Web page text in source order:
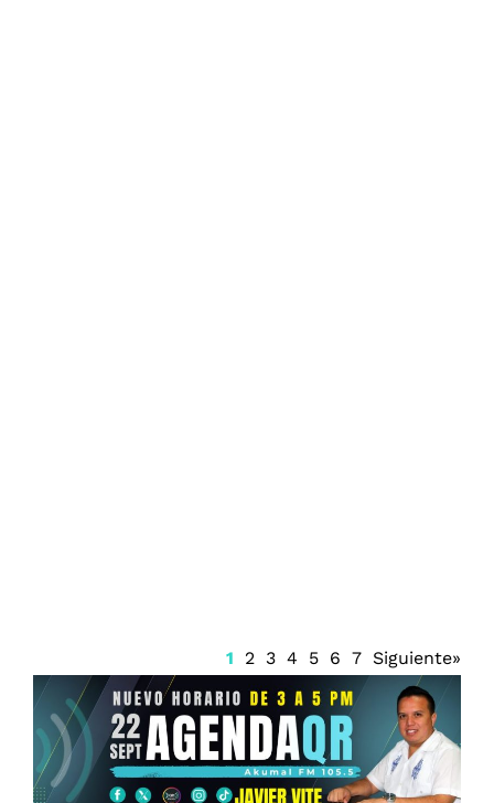
1 2 3 4 5 6 7 Siguiente»